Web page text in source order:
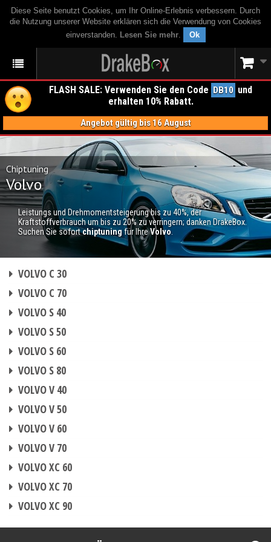
Diese Seite benutzt Cookies, um Ihr Online-Erlebnis verbessern. Durch
die Nutzung unserer Website erklären sich die Verwendung von Cookies
einverstanden. Lesen Sie mehr. Ok
FLASH SALE: Verwenden Sie den Code DB10 und
erhalten 10% Rabatt.
Angebot gültig bis 16 August
Chiptuning
Volvo
Leistungs und Drehmomentsteigerung bis zu 40%, der
Kraftstoffverbrauch um bis zu 20% zu verringern; danken DrakeBox.
Suchen Sie sofortchiptuningfür IhreVolvo
VOLVO C 30
VOLVO C 70
VOLVO S 40
VOLVO S 50
VOLVO S 60
VOLVO S 80
VOLVO V 40
VOLVO V 50
VOLVO V 60
VOLVO V 70
VOLVO XC 60
VOLVO XC 70
VOLVO XC 90